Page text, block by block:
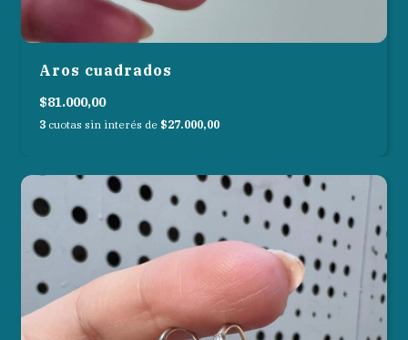
Aros cuadrados
$81.000,00
3 cuotas sin interés de $27.000,00